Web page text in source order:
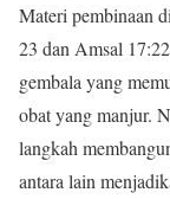
Materi pembinaan
23 dan Amsal
gembala yang
obat yang manjur.
langkah
antara lain